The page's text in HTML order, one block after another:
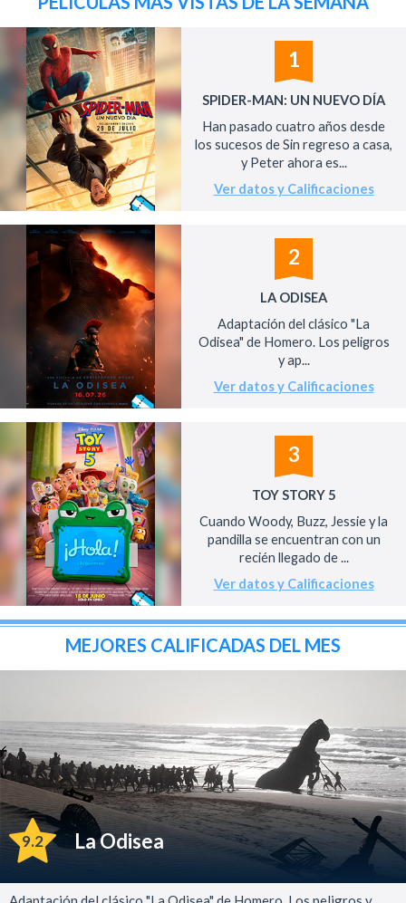
1
SPIDER-MAN: UN NUEVO DÍA
Han pasado cuatro años desde
los sucesos de Sin regreso a casa,
y Peter ahora es...
Ver datos y Calificaciones
2
LA ODISEA
Adaptación del clásico "La
Odisea" de Homero. Los peligros
y ap...
Ver datos y Calificaciones
3
TOY STORY 5
Cuando Woody, Buzz, Jessie y la
pandilla se encuentran con un
recién llegado de ...
Ver datos y Calificaciones
MEJORES CALIFICADAS DEL MES
9.2 La Odisea